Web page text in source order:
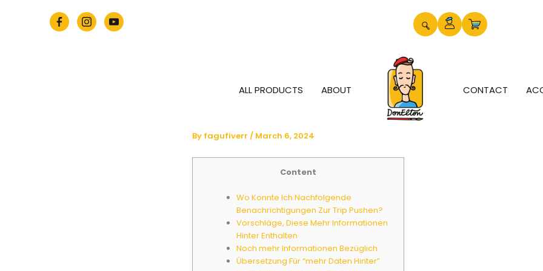
ALL PRODUCTS ABOUT CONTACT
By fagufiverr / March 6, 2024
Content
Wo Konnte Ich Nachfolgende
Benachrichtigungen Zur Trip Pushen?
Vorschläge, Diese Mehr Informationen
Hinter Enthalten
Noch mehr Informationen Bezüglich
Übersetzung Für “mehr Daten Hinter”